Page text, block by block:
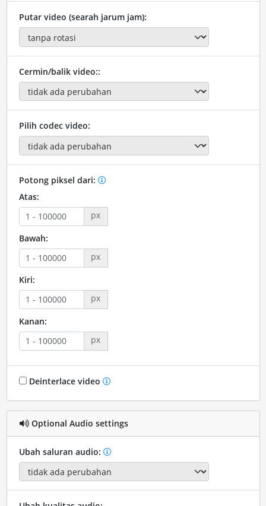
Putar video (searah jarum jam):
Cermin/balik video::
Pilih codec video:
Potong piksel dari:
Atas:
px
Bawah:
px
Kiri:
px
Kanan:
px
Deinterlace video
Optional Audio settings
Ubah saluran audio: